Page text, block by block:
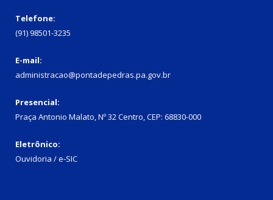
Telefone:
(91) 98501-3235
E-mail:
administracao@pontadepedras.pa.gov.br
Presencial:
Praça Antonio Malato, Nº 32 Centro, CEP: 68830-000
Eletrônico:
Ouvidoria / e-SIC